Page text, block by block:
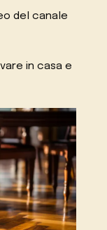
del canale
in casa e